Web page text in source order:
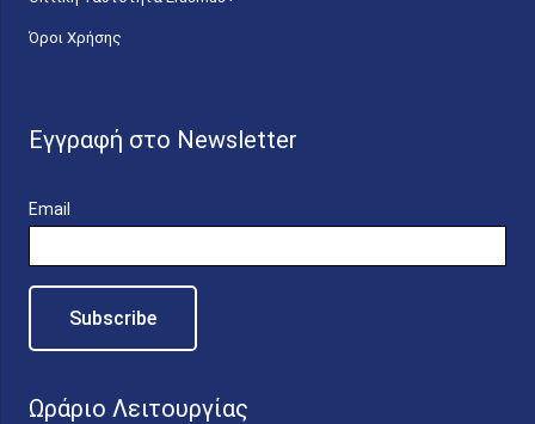
Όροι Χρήσης
Εγγραφή στο Newsletter
Email
Ωράριο Λειτουργίας